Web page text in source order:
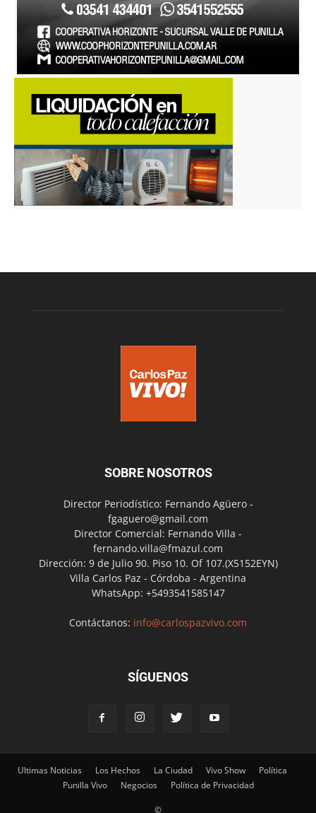
SOBRE NOSOTROS
Director Periodístico: Fernando Agüero -
fgaguero@gmail.com
Director Comercial: Fernando Villa -
fernando.villa@fmazul.com
Dirección: 9 de Julio 90. Piso 10. Of 107.(X5152EYN)
Villa Carlos Paz - Córdoba - Argentina
WhatsApp: +5493541585147
Contáctanos: info@carlospazvivo.com
SÍGUENOS
Ultimas Noticias Los Hechos La Ciudad Vivo Show
Política
Punilla Vivo
Negocios Política de Privacidad
©